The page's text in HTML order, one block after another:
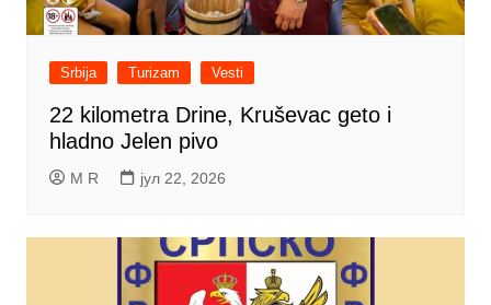
Srbija Turizam Vesti
22 kilometra Drine, Kruševac geto i
hladno Jelen pivo
M R јул 22, 2026